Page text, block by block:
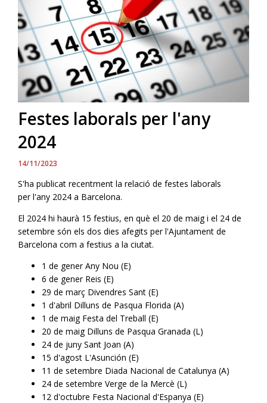
Festes laborals per l'any
2024
14/11/2023
S'ha publicat recentment la relació de festes laborals
per l'any 2024 a Barcelona.
El 2024 hi haurà 15 festius, en què el 20 de maig i el 24 de
setembre són els dos dies afegits per l'Ajuntament de
Barcelona com a festius a la ciutat.
1 de gener Any Nou (E)
6 de gener Reis (E)
29 de març Divendres Sant (E)
1 d'abril Dilluns de Pasqua Florida (A)
1 de maig Festa del Treball (E)
20 de maig Dilluns de Pasqua Granada (L)
24 de juny Sant Joan (A)
15 d'agost L'Asunción (E)
11 de setembre Diada Nacional de Catalunya (A)
24 de setembre Verge de la Mercè (L)
12 d'octubre Festa Nacional d'Espanya (E)